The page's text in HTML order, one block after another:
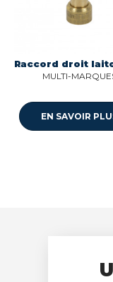
MULTI-
EN SAVOIR